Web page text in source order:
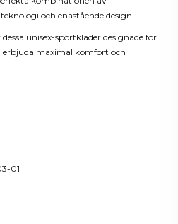
och enastående design.
unisex-sportkläder designade för
erbjuda maximal komfort och
01